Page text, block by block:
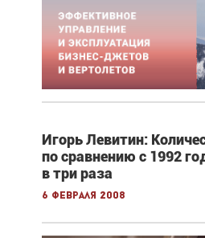
Игорь Левитин:
по сравнению с 1992
в три раза
6 февраля 2008